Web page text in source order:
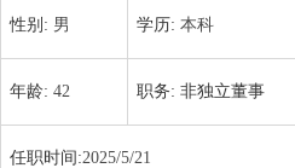
性别: 男 学历: 本科
年龄: 42 职务: 非独立董事
任职时间:2025/5/21